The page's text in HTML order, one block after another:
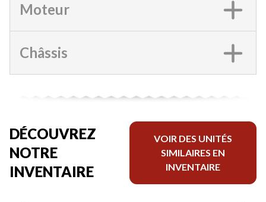
Moteur
Châssis
DÉCOUVREZ
NOTRE
INVENTAIRE
VOIR DES UNITÉS
SIMILAIRES EN
INVENTAIRE